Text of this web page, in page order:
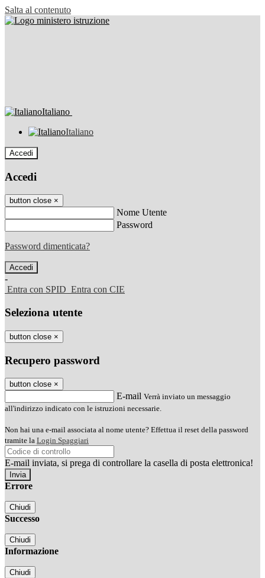
Salta al contenuto
Italiano
Italiano
Accedi
Accedi
button close ×
Nome Utente
Password
Password dimenticata?
-
Entra con SPID Entra con CIE
Seleziona utente
button close ×
Recupero password
button close ×
E-mail Verrà inviato un messaggio
all'indirizzo indicato con le istruzioni necessarie.
Non hai una e-mail associata al nome utente? Effettua il reset della password
tramite la Login Spaggiari
E-mail inviata, si prega di controllare la casella di posta elettronica!
Errore
Chiudi
Successo
Chiudi
Informazione
Chiudi